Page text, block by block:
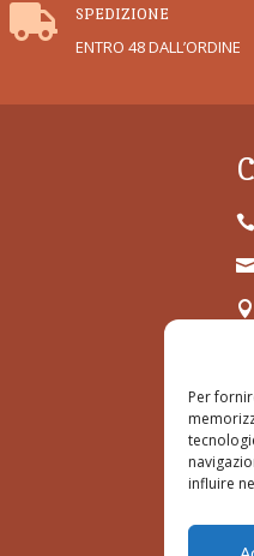
Per
influire
 SPEDIZIONE
ENTRO 48 DALL’ORDINE


